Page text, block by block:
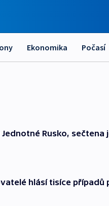
Ekonomika Počasí
Rusko, sečtena
hlásí tisíce případů